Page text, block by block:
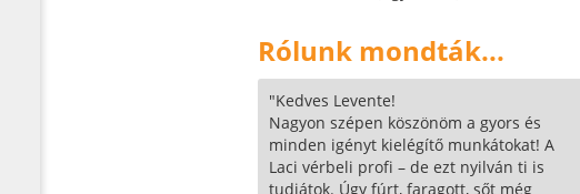
Rólunk mondták...
"Kedves Levente!
Nagyon szépen köszönöm a gyors és
minden igényt kielégítő munkátokat! A
Laci vérbeli profi – de ezt nyilván ti is
tudjátok. Úgy fúrt, faragott, sőt még